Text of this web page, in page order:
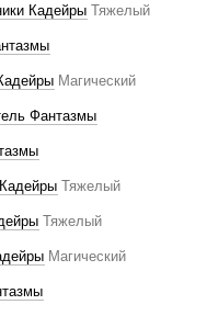
Кадейры Тяжелый
Магический
Фантазмы
Тяжелый
Тяжелый
Магический